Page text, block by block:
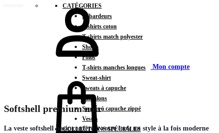
CATÉGORIES
Débardeurs
T-shirts coton
T-shirts match polyester
Shorts
Polos
T-shirts manches longues
Sweat-shirt
Sweats à capuche
Pantalons
Sweats à capuche zippé
Vestes
COLLECTIONS SPÉCIALES
Mon compte
Softshell premium noir
La veste softshell basic confère à votre look un style à la fois moderne